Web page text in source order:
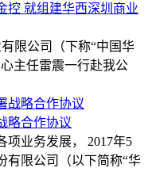
控 就组建华西深圳商业
限公司（下称“中国华
主任雷震一行赴我公
略合作协议
项业务发展， 2017年5
有限公司（以下简称“华